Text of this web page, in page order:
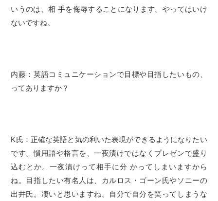
いうのは、相 手を侮辱することになります。やってはいけ
ないですね。
内藤：英語コミュニケーションで目標や目指したいもの、
ってありますか？
K氏：正確な英語と気の利いた表現ができるようになりたい
です。慣用語や格言を、一夜漬けではなくプレゼンで盛り
込むとか。一夜漬けって相手に分 かってしまいますから
ね。目指したい有名人は、カルロス・ゴーン氏やソニーの
出井氏。凄いと思いますね。自分で自分を笑ってしまうな